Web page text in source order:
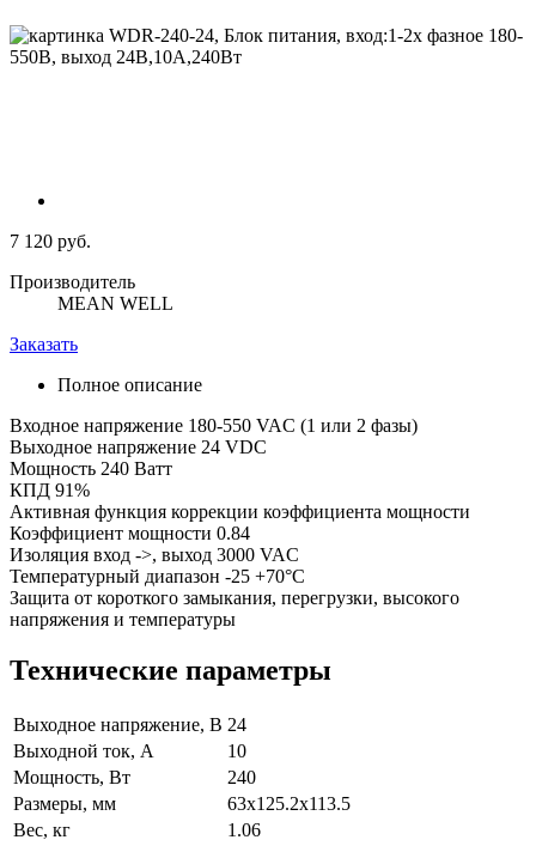
7 120 руб.
Производитель
MEAN WELL
Заказать
Полное описание
Входное напряжение 180-550 VAC (1 или 2 фазы)
Выходное напряжение 24 VDC
Мощность 240 Ватт
КПД 91%
Активная функция коррекции коэффициента мощности
Коэффициент мощности 0.84
Изоляция вход ->, выход 3000 VAC
Температурный диапазон -25 +70°C
Защита от короткого замыкания, перегрузки, высокого
напряжения и температуры
Технические параметры
Выходное напряжение, В 24
Выходной ток, А
10
Мощность, Вт
240
Размеры, мм
63x125.2x113.5
Вес, кг
1.06